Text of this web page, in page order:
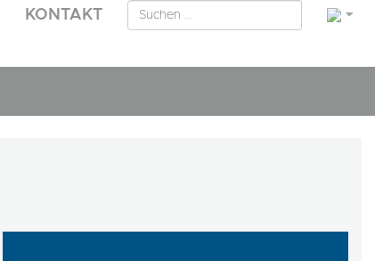
KONTAKT